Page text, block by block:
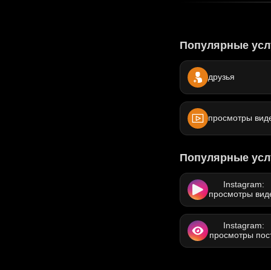
Популярные
друзья
просмотры
Популярные
Instagram:
просмотры
Instagram:
просмотры